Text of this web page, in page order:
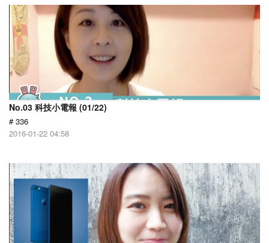
No.03 科技小電報 (01/22)
# 336
2016-01-22 04:58